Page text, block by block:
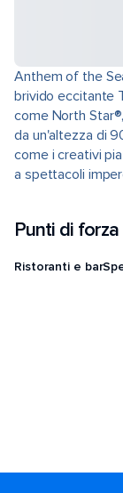
Anthem of the
brivido eccitante
come North
da un'altezza di
come i creativi
a spettacoli
Punti di
Ristoranti e bar